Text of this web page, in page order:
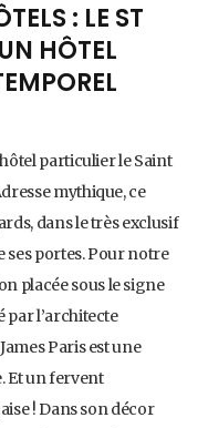
: LE ST
HÔTEL
particulier le Saint
mythique, ce
dans le très exclusif
ses portes. Pour notre
placée sous le signe
par l’architecte
Paris est une
Et un fervent
! Dans son décor